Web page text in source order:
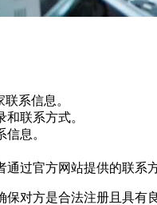
系信息。
联系方式。
息。
过官方网站提供的联系
对方是合法注册且具